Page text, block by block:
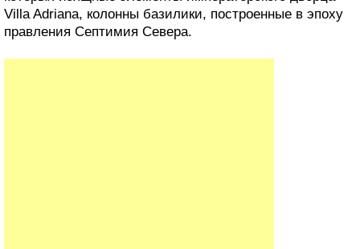
Villa Adriana, колонны базилики, построенные в эпоху
правления Септимия Севера.